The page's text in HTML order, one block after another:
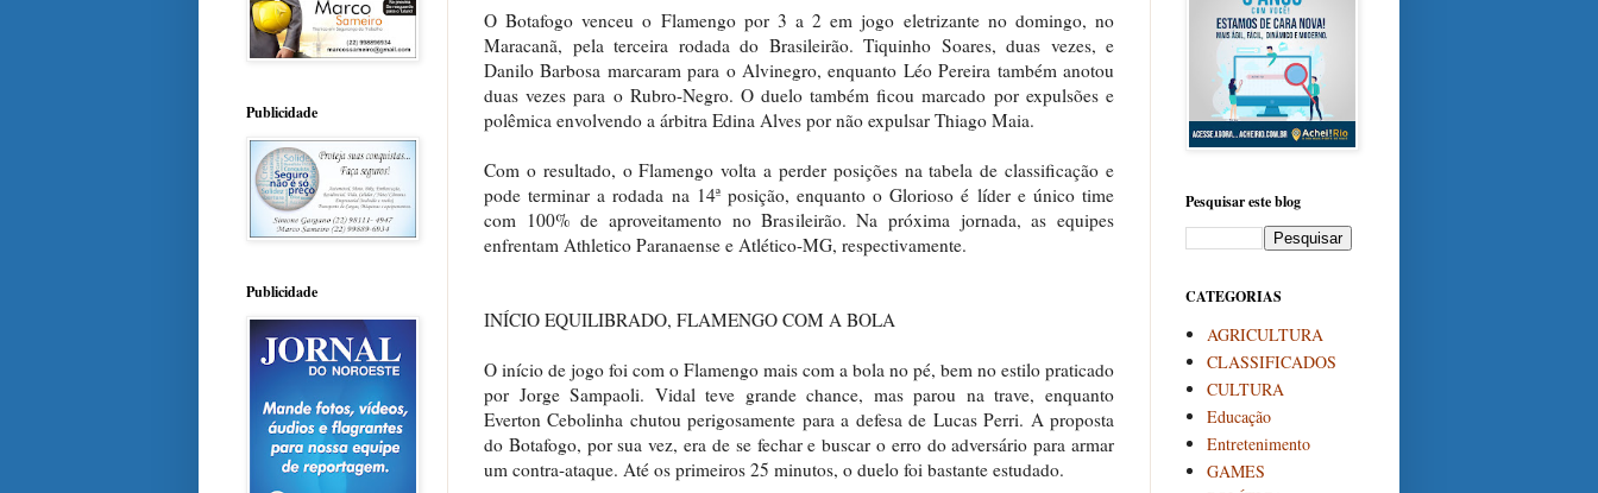
O Botafogo venceu o Flamengo por 3 a 2 em jogo eletrizante no domingo, no
Maracanã, pela terceira rodada do Brasileirão. Tiquinho Soares, duas vezes, e
Danilo Barbosa marcaram para o Alvinegro, enquanto Léo Pereira também anotou
duas vezes para o Rubro-Negro. O duelo também ficou marcado por expulsões e
polêmica envolvendo a árbitra Edina Alves por não expulsar Thiago Maia.
Com o resultado, o Flamengo volta a perder posições na tabela de classificação e
pode terminar a rodada na 14ª posição, enquanto o Glorioso é líder e único time
com 100% de aproveitamento no Brasileirão. Na próxima jornada, as equipes
enfrentam Athletico Paranaense e Atlético-MG, respectivamente.
INÍCIO EQUILIBRADO, FLAMENGO COM A BOLA
O início de jogo foi com o Flamengo mais com a bola no pé, bem no estilo praticado
por Jorge Sampaoli. Vidal teve grande chance, mas parou na trave, enquanto
Everton Cebolinha chutou perigosamente para a defesa de Lucas Perri. A proposta
do Botafogo, por sua vez, era de se fechar e buscar o erro do adversário para armar
um contra-ataque. Até os primeiros 25 minutos, o duelo foi bastante estudado.
Publicidade
Publicidade
Pesquisar este blog
CATEGORIAS
AGRICULTURA
CLASSIFICADOS
CULTURA
Educação
Entretenimento
GAMES